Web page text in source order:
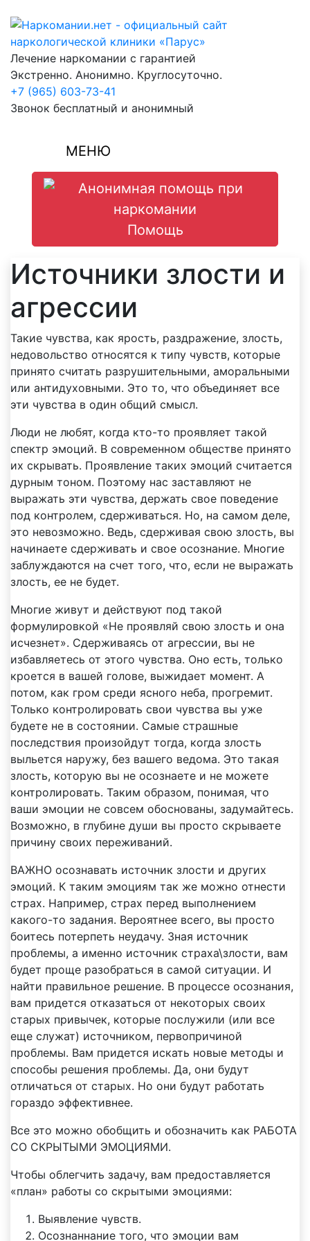
Перейти к содержимому
Лечение наркомании с гарантией
Экстренно. Анонимно. Круглосуточно.
+7 (965) 603-73-41
Звонок бесплатный и анонимный
МЕНЮ
Помощь
Источники злости и
агрессии
Такие чувства, как ярость, раздражение, злость,
недовольство относятся к типу чувств, которые
принято считать разрушительными, аморальными
или антидуховными. Это то, что объединяет все
эти чувства в один общий смысл.
Люди не любят, когда кто-то проявляет такой
спектр эмоций. В современном обществе принято
их скрывать. Проявление таких эмоций считается
дурным тоном. Поэтому нас заставляют не
выражать эти чувства, держать свое поведение
под контролем, сдерживаться. Но, на самом деле,
это невозможно. Ведь, сдерживая свою злость, вы
начинаете сдерживать и свое осознание. Многие
заблуждаются на счет того, что, если не выражать
злость, ее не будет.
Многие живут и действуют под такой
формулировкой «Не проявляй свою злость и она
исчезнет». Сдерживаясь от агрессии, вы не
избавляетесь от этого чувства. Оно есть, только
кроется в вашей голове, выжидает момент. А
потом, как гром среди ясного неба, прогремит.
Только контролировать свои чувства вы уже
будете не в состоянии. Самые страшные
последствия произойдут тогда, когда злость
выльется наружу, без вашего ведома. Это такая
злость, которую вы не осознаете и не можете
контролировать. Таким образом, понимая, что
ваши эмоции не совсем обоснованы, задумайтесь.
Возможно, в глубине души вы просто скрываете
причину своих переживаний.
ВАЖНО осознавать источник злости и других
эмоций. К таким эмоциям так же можно отнести
страх. Например, страх перед выполнением
какого-то задания. Вероятнее всего, вы просто
боитесь потерпеть неудачу. Зная источник
проблемы, а именно источник страха\злости, вам
будет проще разобраться в самой ситуации. И
найти правильное решение. В процессе осознания,
вам придется отказаться от некоторых своих
старых привычек, которые послужили (или все
еще служат) источником, первопричиной
проблемы. Вам придется искать новые методы и
способы решения проблемы. Да, они будут
отличаться от старых. Но они будут работать
гораздо эффективнее.
Все это можно обобщить и обозначить как РАБОТА
СО СКРЫТЫМИ ЭМОЦИЯМИ.
Чтобы облегчить задачу, вам предоставляется
«план» работы со скрытыми эмоциями:
Выявление чувств.
Осознаннание того, что эмоции вам